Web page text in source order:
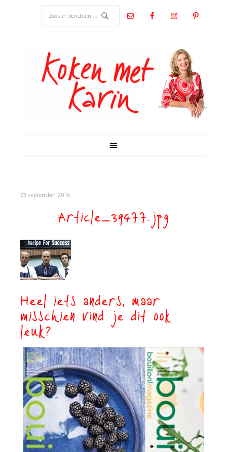
23 september 2016
Article_39477.jpg
Heel iets anders, maar
misschien vind je dit ook
leuk?